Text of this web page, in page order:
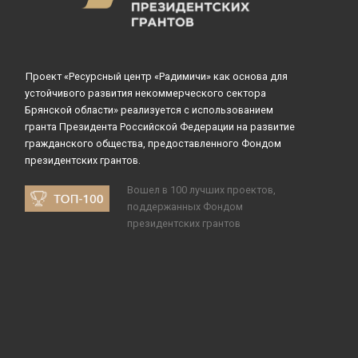
Проект «Ресурсный центр «Радимичи» как основа для
устойчивого развития некоммерческого сектора
Брянской области» реализуется с использованием
гранта Президента Российской Федерации на развитие
гражданского общества, предоставленного Фондом
президентских грантов.
Вошел в 100 лучших проектов,
поддержанных Фондом
президентских грантов